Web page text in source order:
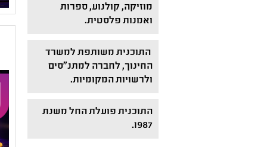
מוזיקה, קולנוע, ספרות
ואמנות פלסטית.
התוכנית משותפת למשרד
החינוך, לחברה למתנ"סים
ולרשויות המקומיות.
התוכנית פועלת החל משנת
1987.